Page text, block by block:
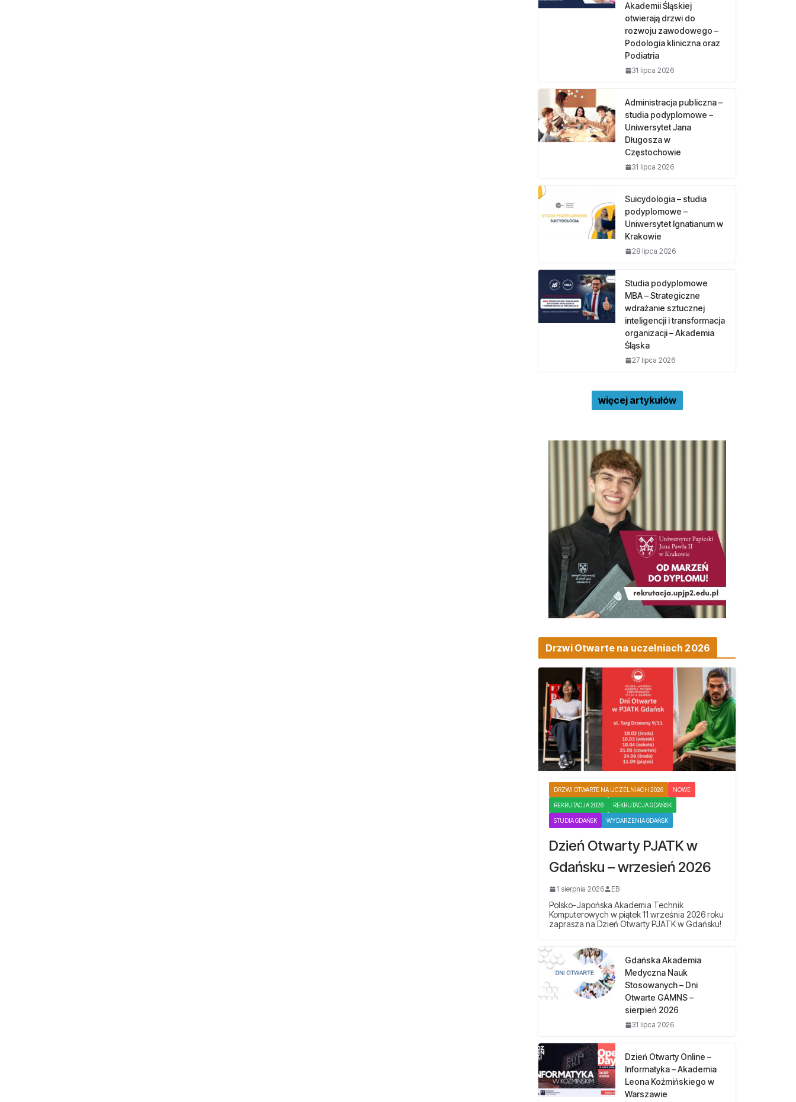
Akademii Śląskiej
otwierają drzwi do
rozwoju zawodowego –
Podologia kliniczna oraz
Podiatria
31 lipca 2026
Administracja publiczna –
studia podyplomowe –
Uniwersytet Jana
Długosza w
Częstochowie
31 lipca 2026
Suicydologia – studia
podyplomowe –
Uniwersytet Ignatianum w
Krakowie
28 lipca 2026
Studia podyplomowe
MBA – Strategiczne
wdrażanie sztucznej
inteligencji i transformacja
organizacji – Akademia
Śląska
27 lipca 2026
więcej artykułów
Drzwi Otwarte na uczelniach 2026
DRZWI OTWARTE NA UCZELNIACH 2026 NOWE
REKRUTACJA 2026 REKRUTACJA GDAŃSK
STUDIA GDAŃSK WYDARZENIA GDAŃSK
Dzień Otwarty PJATK w
Gdańsku – wrzesień 2026
1 sierpnia 2026 EB
Polsko-Japońska Akademia Technik
Komputerowych w piątek 11 września 2026 roku
zaprasza na Dzień Otwarty PJATK w Gdańsku!
Gdańska Akademia
Medyczna Nauk
Stosowanych – Dni
Otwarte GAMNS –
sierpień 2026
31 lipca 2026
Dzień Otwarty Online –
Informatyka – Akademia
Leona Koźmińskiego w
Warszawie